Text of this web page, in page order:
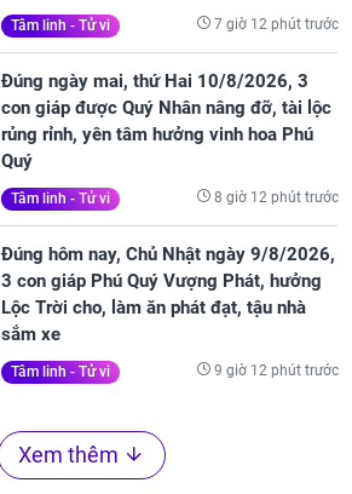
Tâm linh - Tử vi 7 giờ 12 phút trước
Đúng ngày mai, thứ Hai 10/8/2026, 3
con giáp được Quý Nhân nâng đỡ, tài lộc
rủng rỉnh, yên tâm hưởng vinh hoa Phú
Quý
Tâm linh - Tử vi 8 giờ 12 phút trước
Đúng hôm nay, Chủ Nhật ngày 9/8/2026,
3 con giáp Phú Quý Vượng Phát, hưởng
Lộc Trời cho, làm ăn phát đạt, tậu nhà
sắm xe
Tâm linh - Tử vi 9 giờ 12 phút trước
Xem thêm